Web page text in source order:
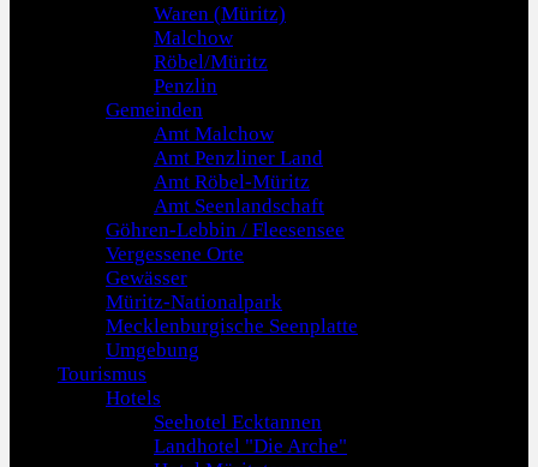
Waren (Müritz)
Malchow
Röbel/Müritz
Penzlin
Gemeinden
Amt Malchow
Amt Penzliner Land
Amt Röbel-Müritz
Amt Seenlandschaft
Göhren-Lebbin / Fleesensee
Vergessene Orte
Gewässer
Müritz-Nationalpark
Mecklenburgische Seenplatte
Umgebung
Tourismus
Hotels
Seehotel Ecktannen
Landhotel "Die Arche"